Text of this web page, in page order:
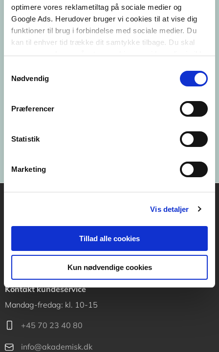
optimere vores reklametiltag på sociale medier og
Google Ads. Herudover bruger vi cookies til at vise dig
funktioner til brug i forbindelse med sociale medier. Du
kan til enhver tid trække dit samtykke tilbage. Du skal
være opmærksom på, at vores hjemmeside muligvis ikke
tilbagetrækker et samtykke.
Nødvendig
Præferencer
Statistik
Marketing
Vis detaljer
Tillad alle cookies
Kun nødvendige cookies
Vognmagergade 11
CVR 76351910
Kontakt kundeservice
Mandag-fredag: kl. 10-15
+45 70 23 40 80
info@akademisk.dk